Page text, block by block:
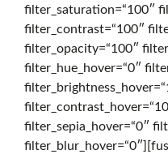
d
e
filter_saturation=“100″
filter_contrast=“100″
filter_opacity=“100″
filter_hue_hover=“0″
filter_sepia_hover=“0″